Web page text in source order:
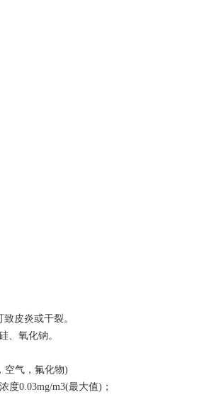
致皮炎或干裂。
、氧化钠。
空气，氟化物)
0.03mg/m3(最大值)；